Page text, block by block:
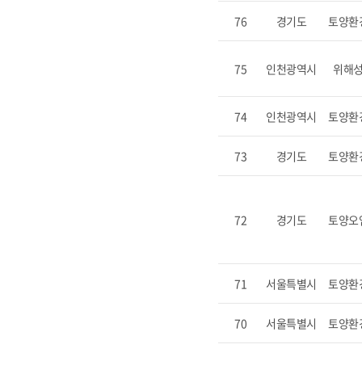
76 경기도 토양환
75 인천광역시 위해
74 인천광역시 토양환
73 경기도 토양환
72 경기도 토양오
71 서울특별시 토양환
70 서울특별시 토양환